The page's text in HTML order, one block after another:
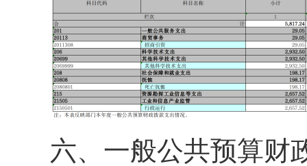
六、 一般公共预算财